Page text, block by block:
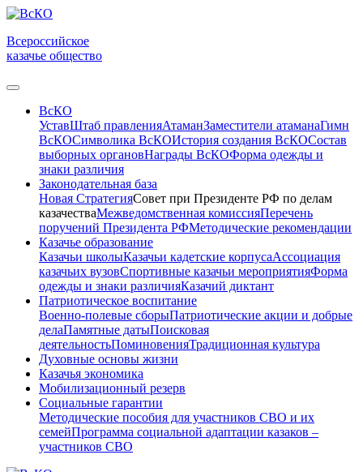
Всероссийское
казачье общество
ВсКО
УставШтаб правленияАтаманЗаместители атаманаГимн
ВсКОСимволика ВсКОИстория создания ВсКОСостав
выборных органовНаграды ВсКОФорма одежды и
знаки различия
Законодательная база
Новая СтратегияСовет при Президенте РФ по делам
казачестваМежведомственная комиссияПеречень
поручений Президента РФМетодические рекомендации
Казачье образование
Казачьи школыКазачьи кадетские корпусаАссоциация
казачьих вузовСпортивные казачьи мероприятияФорма
одежды и знаки различияКазачий диктант
Патриотическое воспитание
Военно-полевые сборыПатриотические акции и добрые
делаПамятные датыПоисковая
деятельностьПоминовенияТрадиционная культура
Духовные основы жизни
Казачья экономика
Мобилизационный резерв
Социальные гарантии
Методические пособия для участников СВО и их
семейПрограмма социальной адаптации казаков –
участников СВО